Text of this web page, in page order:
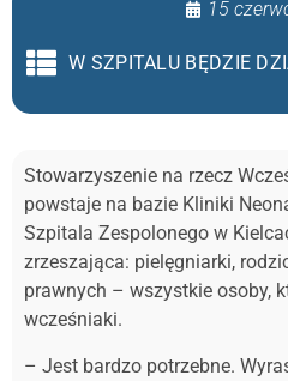
15
W SZPITALU BĘDZIE
Stowarzyszenie na rzecz
powstaje na bazie Kliniki
Szpitala Zespolonego w
zrzeszająca: pielęgniarki,
prawnych – wszystkie osoby,
wcześniaki.
– Jest bardzo potrzebne.